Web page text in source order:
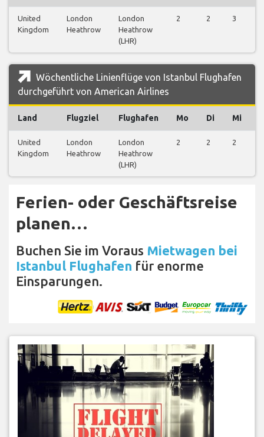
United
Kingdom
London
Heathrow
London
Heathrow
(LHR)
2 2 3
Wöchentliche Linienflüge von Istanbul Flughafen
durchgeführt von American Airlines
Land Flugziel Flughafen Mo Di Mi
United
Kingdom
London
Heathrow
London
Heathrow
(LHR)
2 2 2
Ferien- oder Geschäftsreise
planen…
Buchen Sie im Voraus Mietwagen bei
Istanbul Flughafen für enorme
Einsparungen.